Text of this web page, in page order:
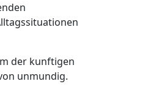
der kunftigen
unmundig.